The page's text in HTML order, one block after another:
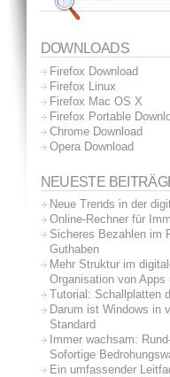
DOWNLOADS
Firefox Download
Firefox Linux
Firefox Mac OS X
Firefox Portable
Chrome Download
Opera Download
NEUESTE
Neue Trends in der
Online-Rechner für
Sicheres Bezahlen im
Guthaben
Mehr Struktur im
Organisation von
Tutorial: Schallplatten
Darum ist Windows in
Standard
Immer wachsam:
Sofortige
Ein umfassender